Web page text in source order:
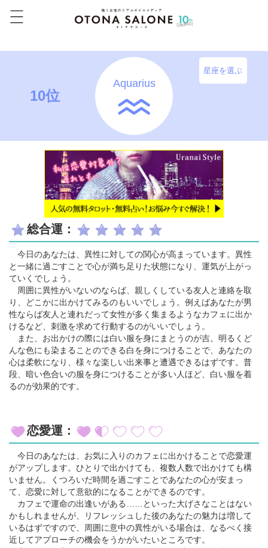
10位
Aquarius
星座を選ぶ
総合運：
今日のあなたは、異性に対しての関心が高まっています。異性
と一緒に過ごすことで心が満ち足りた状態になり、運気が上がっ
ていくでしょう。
周囲に異性がいないのならば、親しくしている友人と連絡を取
り、どこかに出かけてみるのもいいでしょう。例えばあなたが男
性ならば友人と連れだって女性が多く集まるようなカフェに出か
けるなど、刺激を求めて行動するのがいいでしょう。
また、お出かけの際には白い服を身にまとうのが吉。明るくど
んな色にも染まることのできる白を身につけることで、あなたの
心は柔軟になり、様々な楽しい出来事と遭遇できるはずです。普
段、暗い色合いの服を身につけることが多い人ほど、白い服を着
るのが効果的です。
恋愛運：
今日のあなたは、お気に入りのカフェに出かけることで恋愛運
がアップします。ひとりで出かけても、複数人数で出かけても構
いません。くつろいだ時間を過ごすことであなたの心が安まっ
て、恋愛に対して意欲的になることができるのです。
カフェで運命の出逢いがある……といった大げさなことはない
かもしれませんが、リフレッシュした後のあなたの魅力は増して
いるはずですので、周囲に意中の異性がいる場合は、なるべく接
近してアプローチの機会をうかがいたいところです。